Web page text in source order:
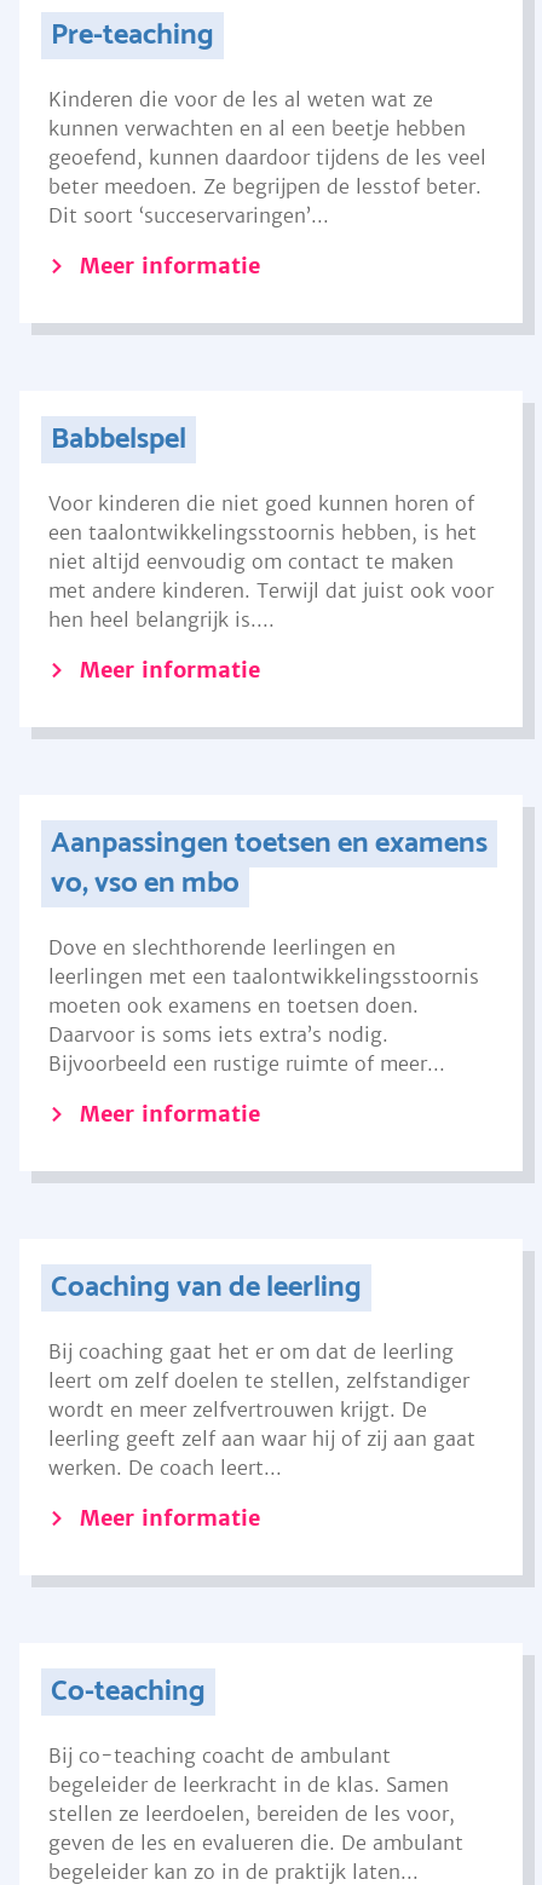
Pre-teaching
Kinderen die voor de les al weten wat ze
kunnen verwachten en al een beetje hebben
geoefend, kunnen daardoor tijdens de les veel
beter meedoen. Ze begrijpen de lesstof beter.
Dit soort ‘succeservaringen’...
Meer informatie
Babbelspel
Voor kinderen die niet goed kunnen horen of
een taalontwikkelingsstoornis hebben, is het
niet altijd eenvoudig om contact te maken
met andere kinderen. Terwijl dat juist ook voor
hen heel belangrijk is....
Meer informatie
Aanpassingen toetsen en examens
vo, vso en mbo
Dove en slechthorende leerlingen en
leerlingen met een taalontwikkelingsstoornis
moeten ook examens en toetsen doen.
Daarvoor is soms iets extra’s nodig.
Bijvoorbeeld een rustige ruimte of meer...
Meer informatie
Coaching van de leerling
Bij coaching gaat het er om dat de leerling
leert om zelf doelen te stellen, zelfstandiger
wordt en meer zelfvertrouwen krijgt. De
leerling geeft zelf aan waar hij of zij aan gaat
werken. De coach leert...
Meer informatie
Co-teaching
Bij co-teaching coacht de ambulant
begeleider de leerkracht in de klas. Samen
stellen ze leerdoelen, bereiden de les voor,
geven de les en evalueren die. De ambulant
begeleider kan zo in de praktijk laten...